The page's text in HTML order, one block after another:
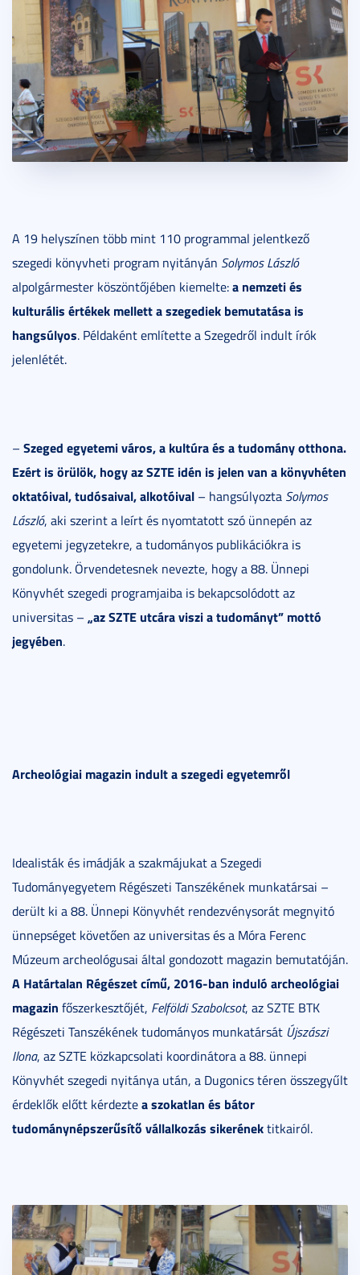
A 19 helyszínen több mint 110 programmal jelentkező
szegedi könyvheti program nyitányán Solymos László
alpolgármester köszöntőjében kiemelte:a nemzeti és
kulturális értékek mellett a szegediek bemutatása is
hangsúlyos. Példaként említette a Szegedről indult írók
jelenlétét.
– Szeged egyetemi város, a kultúra és a tudomány otthona.
Ezért is örülök, hogy az SZTE idén is jelen van a könyvhéten
oktatóival, tudósaival, alkotóival – hangsúlyozta Solymos
László, aki szerint a leírt és nyomtatott szó ünnepén az
egyetemi jegyzetekre, a tudományos publikációkra is
gondolunk. Örvendetesnek nevezte, hogy a 88. Ünnepi
Könyvhét szegedi programjaiba is bekapcsolódott az
universitas – „az SZTE utcára viszi a tudományt” mottó
jegyében.
Archeológiai magazin indult a szegedi egyetemről
Idealisták és imádják a szakmájukat a Szegedi
Tudományegyetem Régészeti Tanszékének munkatársai –
derült ki a 88. Ünnepi Könyvhét rendezvénysorát megnyitó
ünnepséget követően az universitas és a Móra Ferenc
Múzeum archeológusai által gondozott magazin bemutatóján.
A Határtalan Régészet című, 2016-ban induló archeológiai
magazin főszerkesztőjét, Felföldi Szabolcsot, az SZTE BTK
Régészeti Tanszékének tudományos munkatársát Újszászi
Ilona, az SZTE közkapcsolati koordinátora a 88. ünnepi
Könyvhét szegedi nyitánya után, a Dugonics téren összegyűlt
érdeklők előtt kérdeztea szokatlan és bátor
tudománynépszerűsítő vállalkozás sikerénektitkairól.